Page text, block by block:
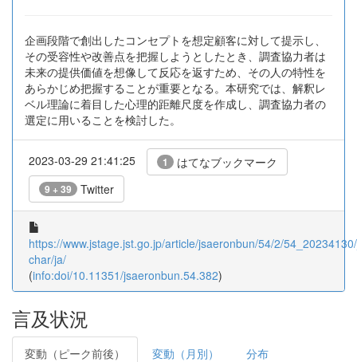
企画段階で創出したコンセプトを想定顧客に対して提示し、
その受容性や改善点を把握しようとしたとき、調査協力者は
未来の提供価値を想像して反応を返すため、その人の特性を
あらかじめ把握することが重要となる。本研究では、解釈レ
ベル理論に着目した心理的距離尺度を作成し、調査協力者の
選定に用いることを検討した。
2023-03-29 21:41:25 1 はてなブックマーク
9 + 39 Twitter
https://www.jstage.jst.go.jp/article/jsaeronbun/54/2/
char/ja/
(info:doi/10.11351/jsaeronbun.54.382)
言及状況
変動（ピーク前後） 変動（月別） 分布